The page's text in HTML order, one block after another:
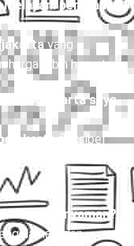
perjalanan
yang
lebih hemat.
Jogjakarta saya
fleksibel
minimal 12–
dan nyaman?